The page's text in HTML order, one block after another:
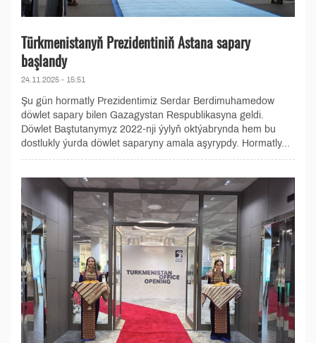
Türkmenistanyň Prezidentiniň Astana sapary
başlandy
24.11.2025 - 15:51
Şu gün hormatly Prezidentimiz Serdar Berdimuhamedow
döwlet sapary bilen Gazagystan Respublikasyna geldi.
Döwlet Baştutanymyz 2022-nji ýylyň oktýabrynda hem bu
dostlukly ýurda döwlet saparyny amala aşyrypdy. Hormatly...